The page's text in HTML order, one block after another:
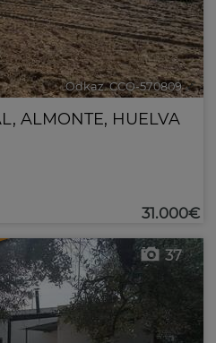
Odkaz. CCO-570809 🔗
, ALMONTE, HUELVA
31.000€
37